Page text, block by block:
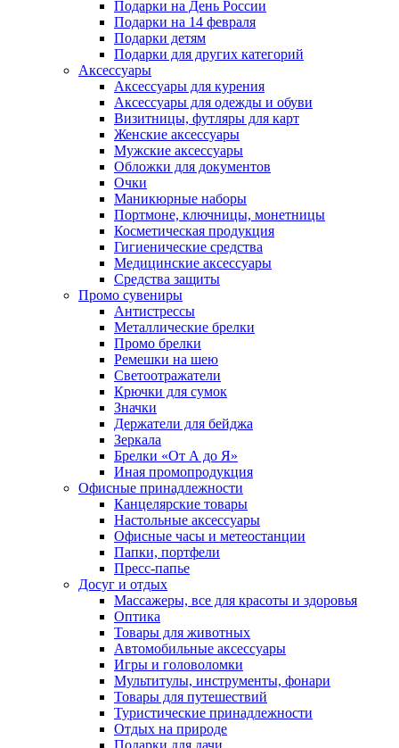
Подарки на День России
Подарки на 14 февраля
Подарки детям
Подарки для других категорий
Аксессуары
Аксессуары для курения
Аксессуары для одежды и обуви
Визитницы, футляры для карт
Женские аксессуары
Мужские аксессуары
Обложки для документов
Очки
Маникюрные наборы
Портмоне, ключницы, монетницы
Косметическая продукция
Гигиенические средства
Медицинские аксессуары
Средства защиты
Промо сувениры
Антистрессы
Металлические брелки
Промо брелки
Ремешки на шею
Светоотражатели
Крючки для сумок
Значки
Держатели для бейджа
Зеркала
Брелки «От А до Я»
Иная промопродукция
Офисные принадлежности
Канцелярские товары
Настольные аксессуары
Офисные часы и метеостанции
Папки, портфели
Пресс-папье
Досуг и отдых
Массажеры, все для красоты и здоровья
Оптика
Товары для животных
Автомобильные аксессуары
Игры и головоломки
Мультитулы, инструменты, фонари
Товары для путешествий
Туристические принадлежности
Отдых на природе
Подарки для дачи